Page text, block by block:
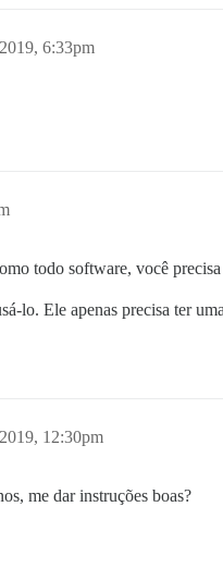
6:33pm
todo software, você
lo. Ele apenas precisa ter
12:30pm
me dar instruções boas?